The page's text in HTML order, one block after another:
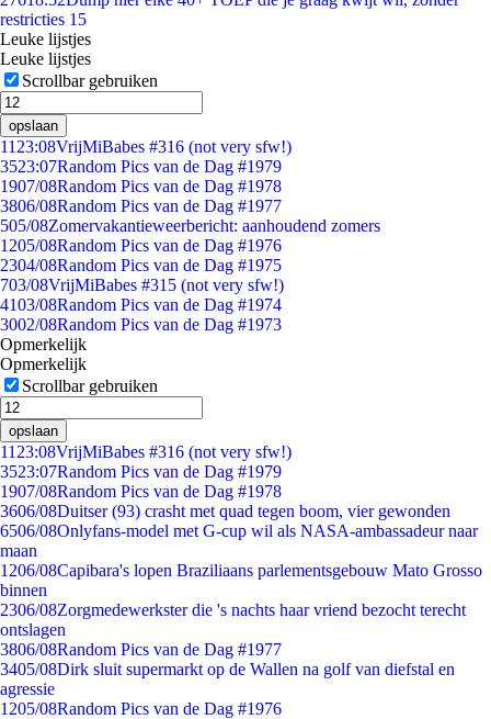
restricties 15
Leuke lijstjes
Leuke lijstjes
Scrollbar gebruiken
opslaan
11 23:08VrijMiBabes #316 (not very sfw!)
3523:07Random Pics van de Dag #1979
1907/08Random Pics van de Dag #1978
3806/08Random Pics van de Dag #1977
505/08Zomervakantieweerbericht: aanhoudend zomers
1205/08Random Pics van de Dag #1976
2304/08Random Pics van de Dag #1975
703/08VrijMiBabes #315 (not very sfw!)
4103/08Random Pics van de Dag #1974
3002/08Random Pics van de Dag #1973
Opmerkelijk
Opmerkelijk
Scrollbar gebruiken
opslaan
11 23:08VrijMiBabes #316 (not very sfw!)
3523:07Random Pics van de Dag #1979
1907/08Random Pics van de Dag #1978
3606/08Duitser (93) crasht met quad tegen boom, vier gewonden
6506/08Onlyfans-model met G-cup wil als NASA-ambassadeur naar
maan
1206/08Capibara's lopen Braziliaans parlementsgebouw Mato Grosso
binnen
2306/08Zorgmedewerkster die 's nachts haar vriend bezocht terecht
ontslagen
3806/08Random Pics van de Dag #1977
3405/08Dirk sluit supermarkt op de Wallen na golf van diefstal en
agressie
1205/08Random Pics van de Dag #1976